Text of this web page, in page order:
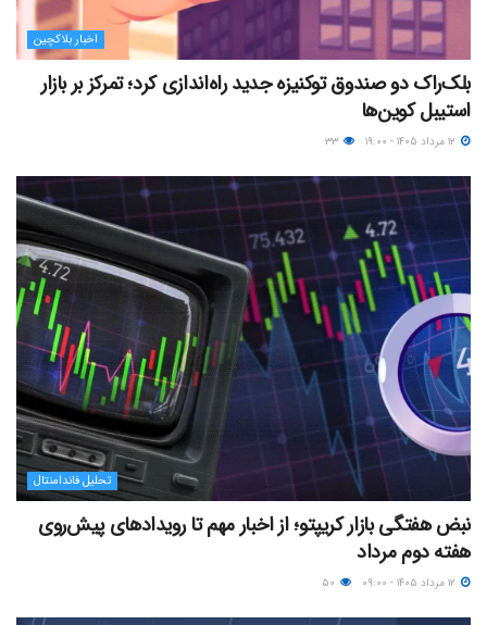
اخبار بلاکچین
بلک‌راک دو صندوق توکنیزه جدید راه‌اندازی کرد؛ تمرکز بر بازار
استیبل کوین‌ها
تحلیل فاندامنتال
نبض هفتگی بازار کریپتو؛ از اخبار مهم تا رویدادهای پیش‌روی
هفته دوم مرداد